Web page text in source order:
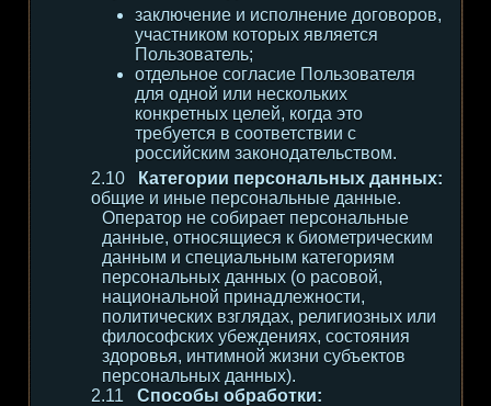
заключение и исполнение договоров,
участником которых является
Пользователь;
отдельное согласие Пользователя
для одной или нескольких
конкретных целей, когда это
требуется в соответствии с
российским законодательством.
Категории персональных данных:
общие и иные персональные данные.
Оператор не собирает персональные
данные, относящиеся к биометрическим
данным и специальным категориям
персональных данных (о расовой,
национальной принадлежности,
политических взглядах, религиозных или
философских убеждениях, состояния
здоровья, интимной жизни субъектов
персональных данных).
Способы обработки: